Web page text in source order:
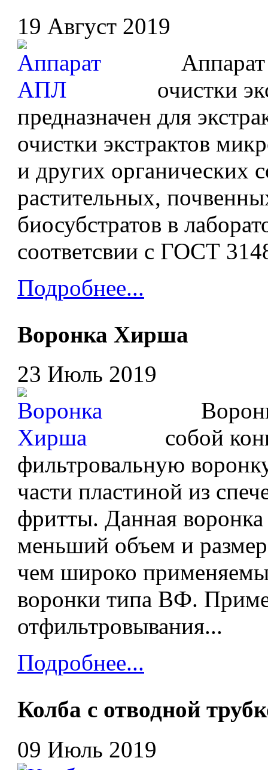
19 Август 2019
Аппарат
очистки
предназначен для
очистки экстрактов
и других органических
растительных,
биосубстратов в
соответсвии с ГОСТ
Подробнее...
Воронка Хирша
23 Июль 2019
собой
фильтровальную
части пластиной из
фритты. Данная
меньший объем и
чем широко
воронки типа ВФ.
отфильтровывания...
Подробнее...
Колба с отводной
09 Июль 2019